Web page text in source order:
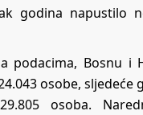
godina napustilo
podacima, Bosnu i
osobe, sljedeće
osoba.